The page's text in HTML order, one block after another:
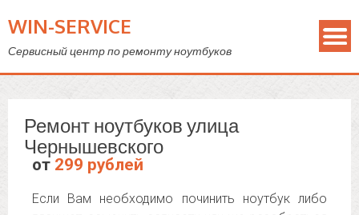
WIN-SERVICE
Сервисный центр по ремонту ноутбуков
Ремонт ноутбуков улица
Чернышевского
от 299 рублей
Если Вам необходимо починить ноутбук либо